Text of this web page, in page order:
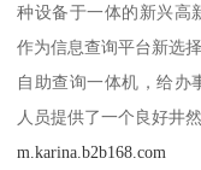
种设备于一体的新兴高
作为信息查询平台新选择
自助查询一体机，给办
人员提供了一个良好井
m.karina.b2b168.com